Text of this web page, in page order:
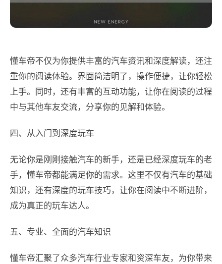
懂车帝不仅为你提供丰富的汽车资讯和深度解读，还注
重你的阅读体验。界面简洁明了，操作便捷，让你轻松
上手。同时，还有丰富的互动功能，让你在阅读的过程
中与其他车友交流，分享你的见解和体验。
四、从入门到深度玩车
无论你是刚刚接触汽车的新手，还是已经深度玩车的老
手，懂车帝都能满足你的需求。这里不仅有汽车的基础
知识，还有深度的玩车技巧，让你在阅读中不断进阶，
成为真正的玩车达人。
五、专业、全面的汽车知识
懂车帝汇聚了众多汽车行业专家和资深车友，为你带来